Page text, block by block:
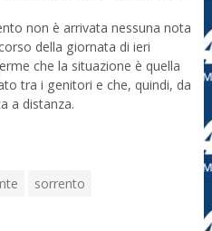
non è arrivata nessuna nota
della giornata di ieri
che la situazione è quella
tra i genitori e che, quindi, da
a distanza.
sorrento